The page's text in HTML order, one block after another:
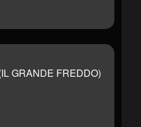
GRANDE FREDDO)